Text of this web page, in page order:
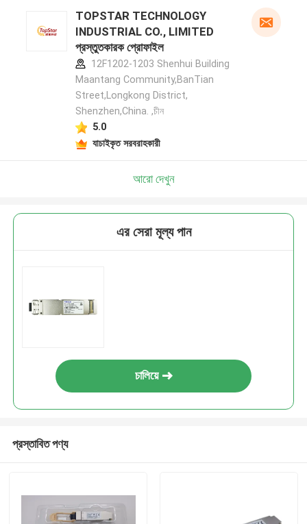
TOPSTAR TECHNOLOGY
INDUSTRIAL CO., LIMITED
প্রস্তুতকারক প্রোফাইল
12F1202-1203 Shenhui Building
Maantang Community,BanTian
Street,Longkong District,
Shenzhen,China. ,চীন
5.0
যাচাইকৃত সরবরাহকারী
আরো দেখুন
এর সেরা মূল্য পান
চালিয়ে
প্রস্তাবিত পণ্য